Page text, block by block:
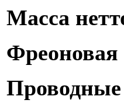
Масса
Фреоновая